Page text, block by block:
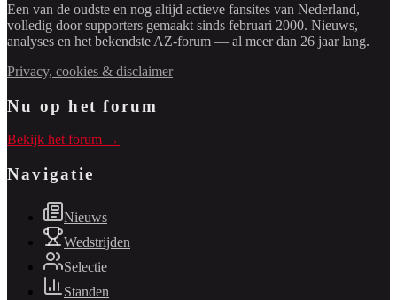
Een van de oudste en nog altijd actieve fansites van Nederland,
volledig door supporters gemaakt sinds februari 2000. Nieuws,
analyses en het bekendste AZ-forum — al meer dan 26 jaar lang.
Privacy, cookies & disclaimer
Nu op het forum
Bekijk het forum →
Navigatie
Nieuws
Wedstrijden
Selectie
Standen